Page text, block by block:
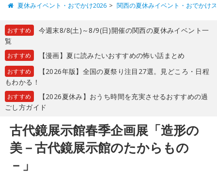
夏休みイベント・おでかけ2026 関西の夏休みイベント・おでかけ
おすすめ
今週末8/8(土)～8/9(日)開催の関西の夏休みイベント一
覧
おすすめ 【漫画】夏に読みたいおすすめの怖い話まとめ
おすすめ
【2026年版】全国の夏祭り注目27選。見どころ・日程
もわかる！
おすすめ
【2026夏休み】おうち時間を充実させるおすすめの過
ごし方ガイド
古代鏡展示館春季企画展「造形の
美－古代鏡展示館のたからもの
－」